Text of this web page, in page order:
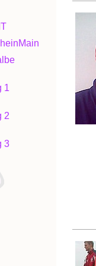
1
2
3